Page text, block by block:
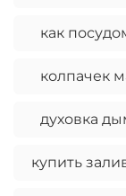
как
колпачек
духовка
купить